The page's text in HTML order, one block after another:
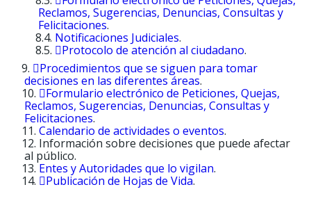
Reclamos, Sugerencias, Denuncias, Consultas y
Felicitaciones.
Notificaciones Judiciales.
Protocolo de atención al ciudadano.
Procedimientos que se siguen para tomar
decisiones en las diferentes áreas.
Formulario electrónico de Peticiones, Quejas,
Reclamos, Sugerencias, Denuncias, Consultas y
Felicitaciones.
Calendario de actividades o eventos.
Información sobre decisiones que puede afectar
al público​.
Entes y Autoridades que lo vigilan.
Publicación de Hojas de Vida.